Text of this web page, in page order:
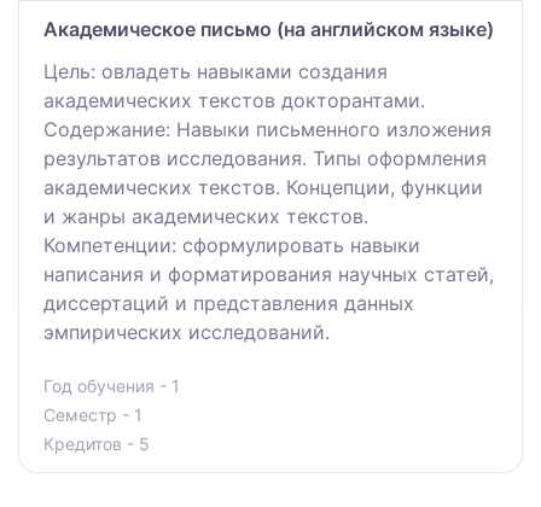
Академическое письмо (на английском языке)
Цель: овладеть навыками создания
академических текстов докторантами.
Содержание: Навыки письменного изложения
результатов исследования. Типы оформления
академических текстов. Концепции, функции
и жанры академических текстов.
Компетенции: сформулировать навыки
написания и форматирования научных статей,
диссертаций и представления данных
эмпирических исследований.
Год обучения - 1
Семестр - 1
Кредитов - 5